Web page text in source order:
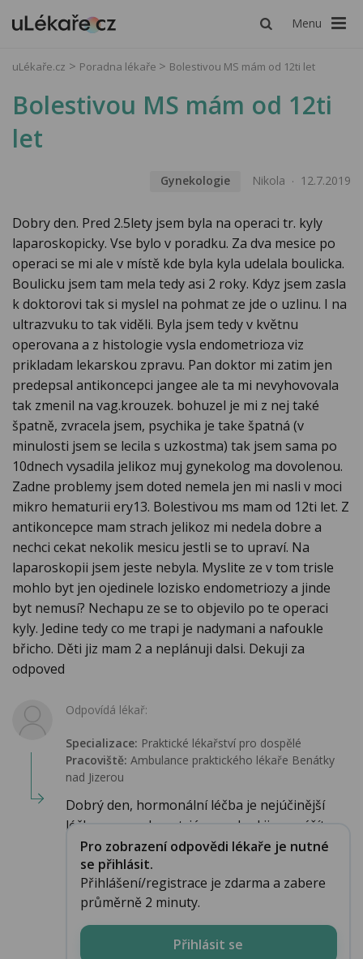
Menu
uLékaře.cz Poradna lékaře Bolestivou MS mám od 12ti let
Bolestivou MS mám od 12ti
let
Gynekologie Nikola 12.7.2019
Dobry den. Pred 2.5lety jsem byla na operaci tr. kyly
laparoskopicky. Vse bylo v poradku. Za dva mesice po
operaci se mi ale v místě kde byla kyla udelala boulicka.
Boulicku jsem tam mela tedy asi 2 roky. Kdyz jsem zasla
k doktorovi tak si myslel na pohmat ze jde o uzlinu. I na
ultrazvuku to tak viděli. Byla jsem tedy v květnu
operovana a z histologie vysla endometrioza viz
prikladam lekarskou zpravu. Pan doktor mi zatim jen
predepsal antikoncepci jangee ale ta mi nevyhovovala
tak zmenil na vag.krouzek. bohuzel je mi z nej také
špatně, zvracela jsem, psychika je take špatná (v
minulosti jsem se lecila s uzkostma) tak jsem sama po
10dnech vysadila jelikoz muj gynekolog ma dovolenou.
Zadne problemy jsem doted nemela jen mi nasli v moci
mikro hematurii ery13. Bolestivou ms mam od 12ti let. Z
antikoncepce mam strach jelikoz mi nedela dobre a
nechci cekat nekolik mesicu jestli se to upraví. Na
laparoskopii jsem jeste nebyla. Myslite ze v tom trisle
mohlo byt jen ojedinele lozisko endometriozy a jinde
byt nemusí? Nechapu ze se to objevilo po te operaci
kyly. Jedine tedy co me trapi je nadymani a nafoukle
břicho. Děti jiz mam 2 a neplánuji dalsi. Dekuji za
odpoved
Odpovídá lékař:
Specializace: Praktické lékařství pro dospělé
Pracoviště: Ambulance praktického lékaře Benátky
nad Jizerou
Dobrý den, hormonální léčba je nejúčinější
léčbou na endometriózu, pokud ji nesnášít...
Pro zobrazení odpovědi lékaře je nutné
se přihlásit.
Přihlášení/registrace je zdarma a zabere
průměrně 2 minuty.
Přihlásit se